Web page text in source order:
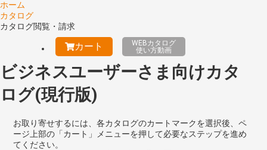
ホーム
カタログ
カタログ閲覧・請求
カート
WEBカタログ
使い方動画
ビジネスユーザーさま向けカタ
ログ(現行版)
お取り寄せするには、各カタログのカートマークを選択後、ペ
ージ上部の「カート」メニューを押して必要なステップを進め
てください。